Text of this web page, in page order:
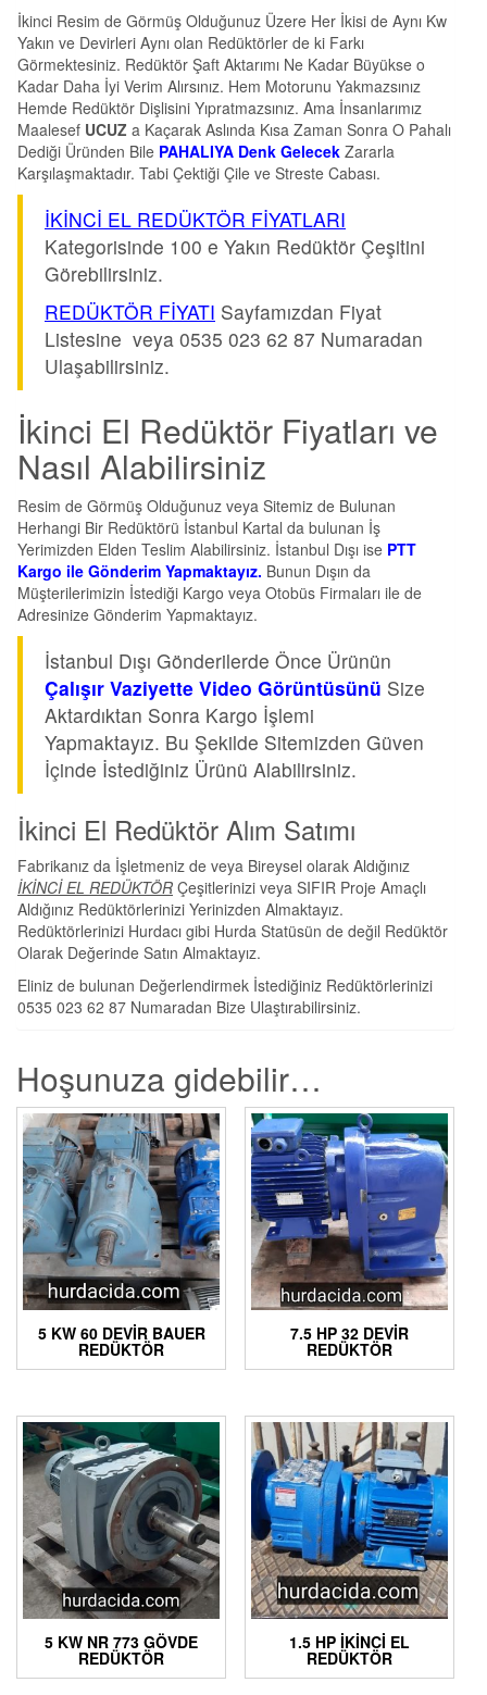
İkinci Resim de Görmüş Olduğunuz Üzere Her İkisi de Aynı Kw
Yakın ve Devirleri Aynı olan Redüktörler de ki Farkı
Görmektesiniz. Redüktör Şaft Aktarımı Ne Kadar Büyükse o
Kadar Daha İyi Verim Alırsınız. Hem Motorunu Yakmazsınız
Hemde Redüktör Dişlisini Yıpratmazsınız. Ama İnsanlarımız
Maalesef UCUZ a Kaçarak Aslında Kısa Zaman Sonra O Pahalı
Dediği Üründen Bile PAHALIYA Denk Gelecek Zararla
Karşılaşmaktadır. Tabi Çektiği Çile ve Streste Cabası.
İKİNCİ EL REDÜKTÖR FİYATLARI
Kategorisinde 100 e Yakın Redüktör Çeşitini
Görebilirsiniz.
REDÜKTÖR FİYATI Sayfamızdan Fiyat
Listesine veya 0535 023 62 87 Numaradan
Ulaşabilirsiniz.
İkinci El Redüktör Fiyatları ve
Nasıl Alabilirsiniz
Resim de Görmüş Olduğunuz veya Sitemiz de Bulunan
Herhangi Bir Redüktörü İstanbul Kartal da bulunan İş
Yerimizden Elden Teslim Alabilirsiniz. İstanbul Dışı ise PTT
Kargo ile Gönderim Yapmaktayız. Bunun Dışın da
Müşterilerimizin İstediği Kargo veya Otobüs Firmaları ile de
Adresinize Gönderim Yapmaktayız.
İstanbul Dışı Gönderilerde Önce Ürünün
Çalışır Vaziyette Video Görüntüsünü Size
Aktardıktan Sonra Kargo İşlemi
Yapmaktayız. Bu Şekilde Sitemizden Güven
İçinde İstediğiniz Ürünü Alabilirsiniz.
İkinci El Redüktör Alım Satımı
Fabrikanız da İşletmeniz de veya Bireysel olarak Aldığınız
İKİNCİ EL REDÜKTÖR Çeşitlerinizi veya SIFIR Proje Amaçlı
Aldığınız Redüktörlerinizi Yerinizden Almaktayız.
Redüktörlerinizi Hurdacı gibi Hurda Statüsün de değil Redüktör
Olarak Değerinde Satın Almaktayız.
Eliniz de bulunan Değerlendirmek İstediğiniz Redüktörlerinizi
0535 023 62 87 Numaradan Bize Ulaştırabilirsiniz.
Hoşunuza gidebilir…
5 KW 60 DEVIR BAUER
REDÜKTÖR
7.5 HP 32 DEVIR
REDÜKTÖR
5 KW NR 773 GÖVDE
REDÜKTÖR
1.5 HP İKINCI EL
REDÜKTÖR